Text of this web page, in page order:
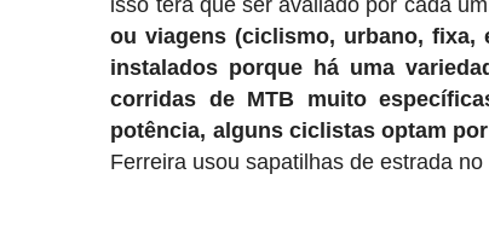
isso terá que ser avaliado por cada
ou viagens (ciclismo, urbano, fixa,
instalados porque há uma
corridas de MTB muito
potência, alguns ciclistas optam
Ferreira usou sapatilhas de estrada